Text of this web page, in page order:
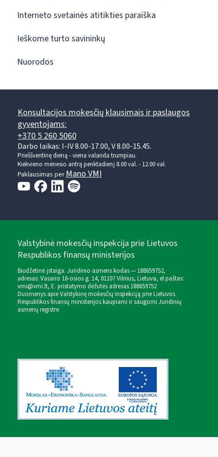
Interneto svetainės atitikties paraiška
Ieškome turto savininkų
Nuorodos
Konsultacijos mokesčių klausimais ir paslaugos
gyventojams:
+370 5 260 5060
Darbo laikas: I-IV 8.00-17.00, V 8.00-15.45.
Prieššventinę dieną - viena valanda trumpiau.
Kiekvieno mėnesio antrą penktadienį 8.00 val. - 12.00 val.
Paklausimas per Mano VMI
Valstybinė mokesčių inspekcija prie Lietuvos
Respublikos finansų ministerijos
Biudžetinė įstaiga. Juridinio asmens kodas — 188659752,
adresas: Vasario 16-osios g. 14, 01107 Vilnius, Lietuva, el.paštas:
vmi@vmi.lt, E. pristatymo dėžutės adresas 188659752
Duomenys apie Valstybinę mokesčių inspekciją prie Lietuvos
Respublikos finansų ministerijos kaupiami ir saugomi Juridinių
asmenų registre